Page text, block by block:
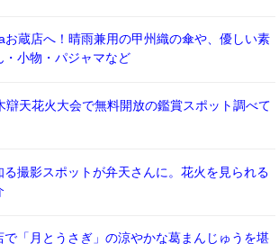
お蔵店へ！晴雨兼用の甲州織の傘や、優しい素
・小物・パジャマなど
辯天花火大会で無料開放の鑑賞スポット調べて
る撮影スポットが弁天さんに。花火を見られる
で「月とうさぎ」の涼やかな葛まんじゅうを堪